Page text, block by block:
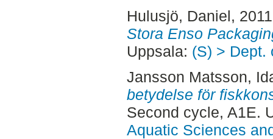
Hulusjö, Daniel,
Stora Enso
Uppsala: (S) > Dept.
Jansson Matsson,
betydelse för
Second cycle, A1E.
Aquatic Sciences